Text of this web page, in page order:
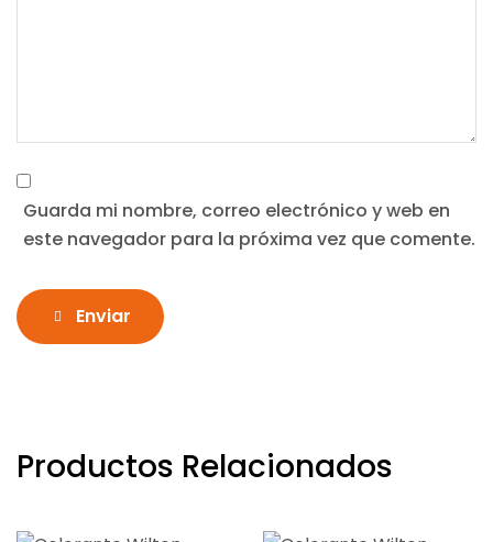
Guarda mi nombre, correo electrónico y web en
este navegador para la próxima vez que comente.
Enviar
Productos Relacionados